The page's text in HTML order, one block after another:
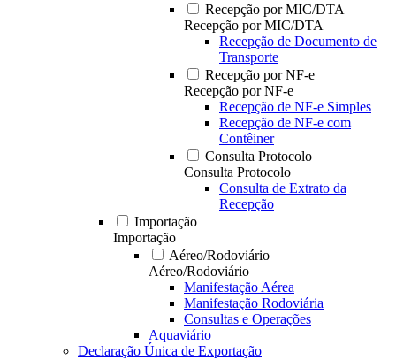
Recepção por MIC/DTA
Recepção por MIC/DTA
Recepção de Documento de
Transporte
Recepção por NF-e
Recepção por NF-e
Recepção de NF-e Simples
Recepção de NF-e com
Contêiner
Consulta Protocolo
Consulta Protocolo
Consulta de Extrato da
Recepção
Importação
Importação
Aéreo/Rodoviário
Aéreo/Rodoviário
Manifestação Aérea
Manifestação Rodoviária
Consultas e Operações
Aquaviário
Declaração Única de Exportação